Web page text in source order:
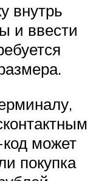
внутрь
и ввести
может
покупка